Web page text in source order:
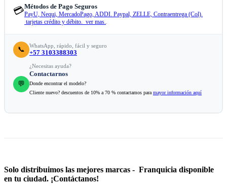
💳Métodos de Pago Seguros
PayU, Nequi, MercadoPago, ADDI. Paypal, ZELLE, Contraentrega (Col).
tarjetas crédito y débito. ver mas..
📞 WhatsApp, rápido, fácil y seguro
+57 3103388303
💬
¿Necesitas ayuda?
Contactarnos
Donde encontrar el modelo?
Cliente nuevo? descuentos de 10% a 70 % contactamos para mayor información aquí
Solo distribuimos las mejores marcas - Franquicia disponible
en tu ciudad. ¡Contáctanos!